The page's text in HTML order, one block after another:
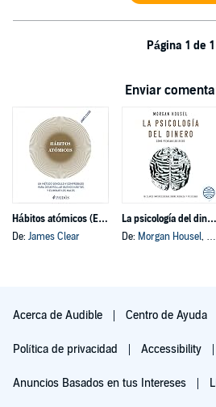
Página 1 de 1
Enviar
Hábitos atómicos (Español neutro)
De: James Clear
La psicología del dinero
De: Morgan Housel, y otros
Acerca de Audible Centro de Ayuda
Política de privacidad Accessibility
Anuncios Basados en tus Intereses